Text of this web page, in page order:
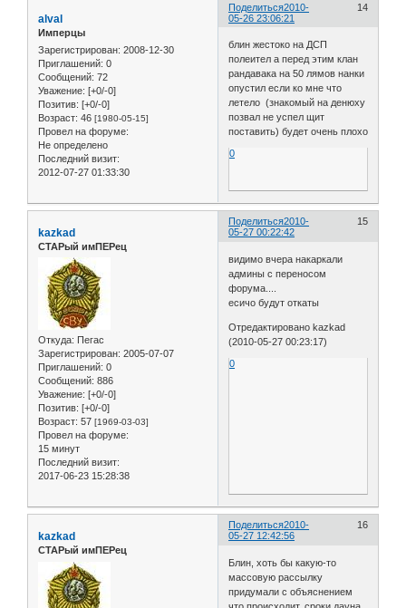
Поделиться 14
2010-
05-26 23:06:21
alval
Имперцы
Зарегистрирован: 2008-12-30
Приглашений: 0
Сообщений: 72
Уважение: [+0/-0]
Позитив: [+0/-0]
Возраст: 46 [1980-05-15]
Провел на форуме:
Не определено
Последний визит:
2012-07-27 01:33:30
блин жестоко на ДСП
полеител а перед этим клан
рандавака на 50 лямов нанки
опустил если ко мне что
летело (знакомый на денюху
позвал не успел щит
поставить) будет очень плохо
0
Поделиться 15
2010-
05-27 00:22:42
kazkad
СТАРый имПЕРец
Откуда: Пегас
Зарегистрирован: 2005-07-07
Приглашений: 0
Сообщений: 886
Уважение: [+0/-0]
Позитив: [+0/-0]
Возраст: 57 [1969-03-03]
Провел на форуме:
15 минут
Последний визит:
2017-06-23 15:28:38
видимо вчера накаркали
админы с переносом
форума....
есичо будут откаты
Отредактировано kazkad
(2010-05-27 00:23:17)
0
Поделиться 16
2010-
05-27 12:42:56
kazkad
СТАРый имПЕРец
Блин, хоть бы какую-то
массовую рассылку
придумали с объяснением